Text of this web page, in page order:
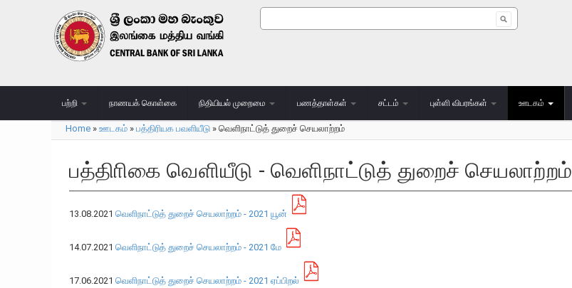
Search form
பற்றி நாணயக் கொள்கை நிதியியல் முறைமை பணத்தாள்கள் சட்டம் புள்ளி விபரங்கள் ஊடகம்
You are here
Home » ஊடகம் » பத்திரியக பவளியீடு » வெளிநாட்டுத் துறைச் செயலாற்றம்
பத்திாிகை வௌியீடு - வெளிநாட்டுத் துறைச் செயலாற்றம்
13.08.2021 வெளிநாட்டுத் துறைச் செயலாற்றம் - 2021 யூன்
14.07.2021 வெளிநாட்டுத் துறைச் செயலாற்றம் - 2021 மே
17.06.2021 வெளிநாட்டுத் துறைச் செயலாற்றம் - 2021 ஏப்பிறல்